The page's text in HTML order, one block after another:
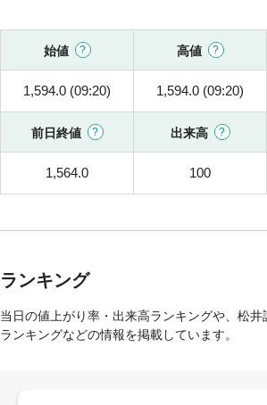
始値 高値
1,594.0 (09:20) 1,594.0 (09:20)
前日終値 出来高
1,564.0 100
ランキング
当日の値上がり率・出来高ランキングや、松
ランキングなどの情報を掲載しています。